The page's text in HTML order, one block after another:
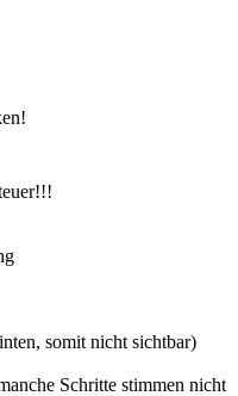
somit nicht sichtbar)
Schritte stimmen nicht